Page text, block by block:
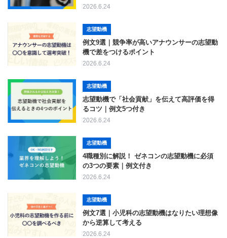
2026.6.24
志望動機
例文9選｜競争率が高いアナウンサーの志望動
機で差をつけるポイント
2026.6.24
志望動機
志望動機で「社会貢献」を伝えて高評価を得
るコツ｜例文5つ付き
2026.6.24
志望動機
4職種別に解説！ ゼネコンの志望動機に必須
の3つの要素｜例文付き
2026.6.24
志望動機
例文7選｜小児科の志望動機はなりたい理想像
から逆算して考える
2026.6.24